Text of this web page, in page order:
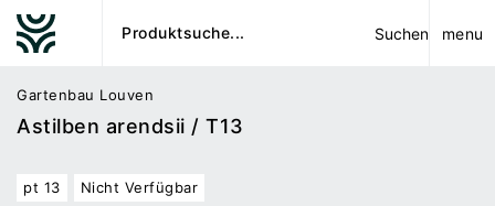
Suchen menu
Gartenbau Louven
Astilben arendsii / T13
pt 13 Nicht Verfügbar